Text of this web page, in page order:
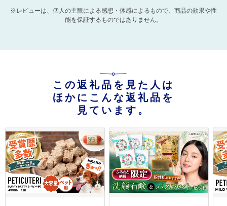
※レビューは、個人の主観による感想・体感によるもので、商品の効果や性
能を保証するものではありません。
この返礼品を見た人は
ほかにこんな返礼品を
見ています。